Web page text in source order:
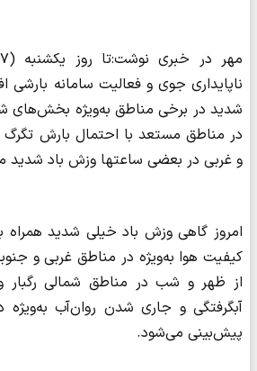
ناپایداری جوی و فعالیت سامانه بارشی
شدید در برخی مناطق به‌ویژه بخش‌های
در مناطق مستعد با احتمال بارش
و غربی در بعضی ساعتها وزش باد شدید
امروز گاهی وزش باد خیلی شدید
کیفیت هوا به‌ویژه در مناطق غربی و
از ظهر و شب در مناطق شمالی رگبار
آبگرفتگی و جاری شدن روان‌آب به‌ویژه
پیش‌بینی می‌شود.